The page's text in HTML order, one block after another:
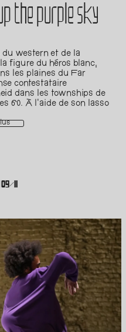
the purple sky
du western et de la
figure du héros blanc,
les plaines du Far
contestataire
dans les townships de
60. À l’aide de son lasso
poursuit sa
de son propre avenir.
pantsula, une forme de
s'agit d'une organisation
de la
crée des normes
de l'industrie.
et à protéger l'héritage
les danseurs dans la
de leur art.
artistique et
de programmes
11